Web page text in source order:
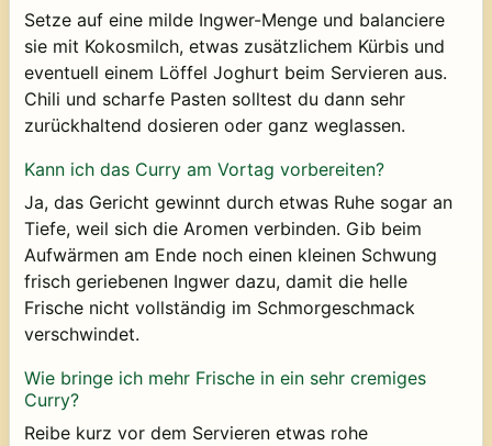
Setze auf eine milde Ingwer-Menge und balanciere
sie mit Kokosmilch, etwas zusätzlichem Kürbis und
eventuell einem Löffel Joghurt beim Servieren aus.
Chili und scharfe Pasten solltest du dann sehr
zurückhaltend dosieren oder ganz weglassen.
Kann ich das Curry am Vortag vorbereiten?
Ja, das Gericht gewinnt durch etwas Ruhe sogar an
Tiefe, weil sich die Aromen verbinden. Gib beim
Aufwärmen am Ende noch einen kleinen Schwung
frisch geriebenen Ingwer dazu, damit die helle
Frische nicht vollständig im Schmorgeschmack
verschwindet.
Wie bringe ich mehr Frische in ein sehr cremiges
Curry?
Reibe kurz vor dem Servieren etwas rohe